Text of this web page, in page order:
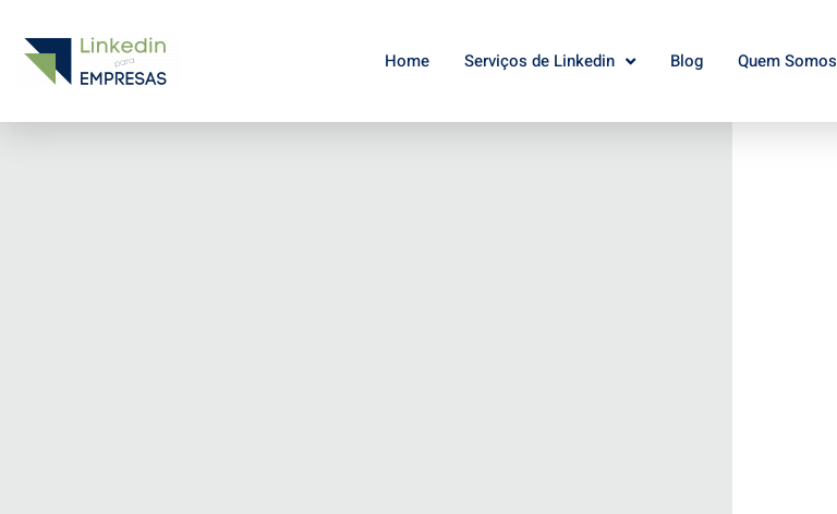
Home Serviços de Linkedin Blog Quem Somos